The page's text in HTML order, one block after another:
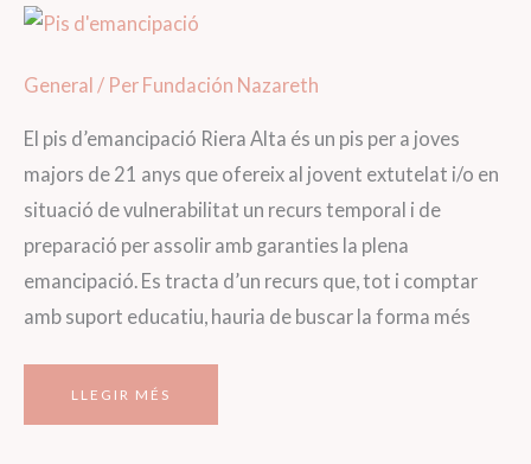
General / Per Fundación Nazareth
El pis d’emancipació Riera Alta és un pis per a joves
majors de 21 anys que ofereix al jovent extutelat i/o en
situació de vulnerabilitat un recurs temporal i de
preparació per assolir amb garanties la plena
emancipació. Es tracta d’un recurs que, tot i comptar
amb suport educatiu, hauria de buscar la forma més
HABITATGE
LLEGIR MÉS